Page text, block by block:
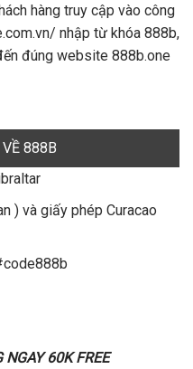
hàng truy cập vào công
nhập từ khóa 888b,
đúng website 888b.one
888B
) và giấy phép Curacao
60K FREE